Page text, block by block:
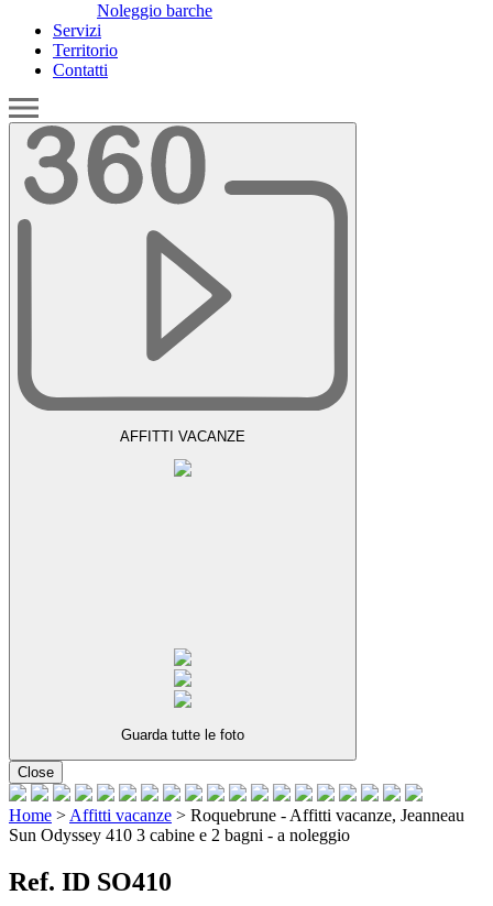
Noleggio barche
Servizi
Territorio
Contatti
AFFITTI VACANZE
Guarda tutte le foto
Close
Home > Affitti vacanze > Roquebrune - Affitti vacanze, Jeanneau
Sun Odyssey 410 3 cabine e 2 bagni - a noleggio
Ref. ID SO410